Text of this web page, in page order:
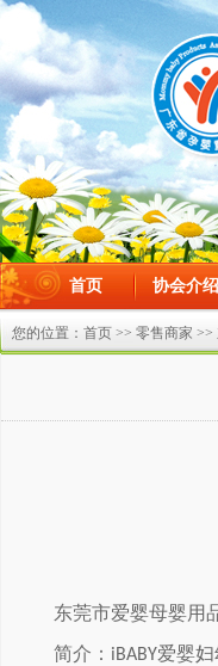
首页 协会介绍
在线留言
您的位置： 首页 >> 零售商家 >>
东莞市爱婴母婴用
简介： iBABY爱婴